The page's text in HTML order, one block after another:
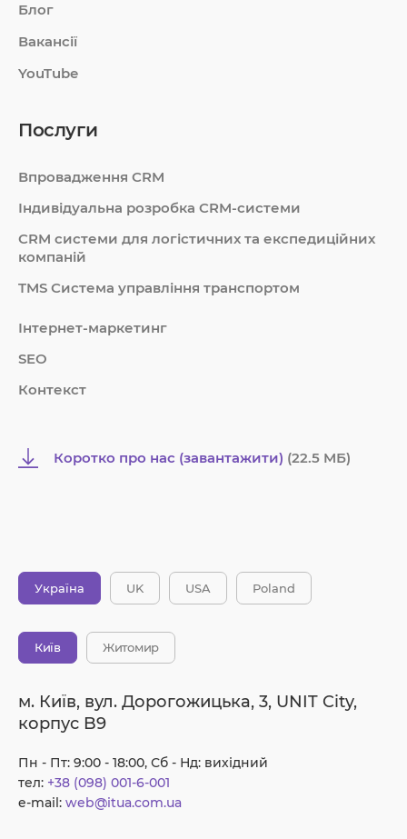
Блог
Вакансії
YouTube
Послуги
Впровадження CRM
Індивідуальна розробка CRM-системи
СRM системи для логістичних та експедиційних
компаній
TMS Система управління транспортом
Інтернет-маркетинг
SEO
Контекст
Коротко про нас (завантажити) (22.5 MБ)
Україна UK USA Poland
Київ Житомир
м. Київ, вул. Дорогожицька, 3, UNIT City,
корпус B9
Пн - Пт: 9:00 - 18:00, Сб - Нд: вихідний
тел: +38 (098) 001-6-001
e-mail: web@itua.com.ua